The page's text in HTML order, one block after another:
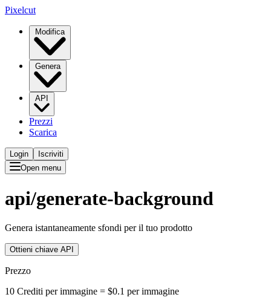
Pixelcut
Modifica
Genera
API
Prezzi
Scarica
Login
Iscriviti
Open menu
api/generate-background
Genera istantaneamente sfondi per il tuo prodotto
Ottieni chiave API
Prezzo
10 Crediti per immagine = $0.1 per immagine